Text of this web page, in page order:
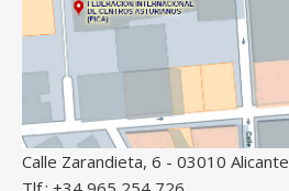
Calle Zarandieta, 6 - 03010 Alicante